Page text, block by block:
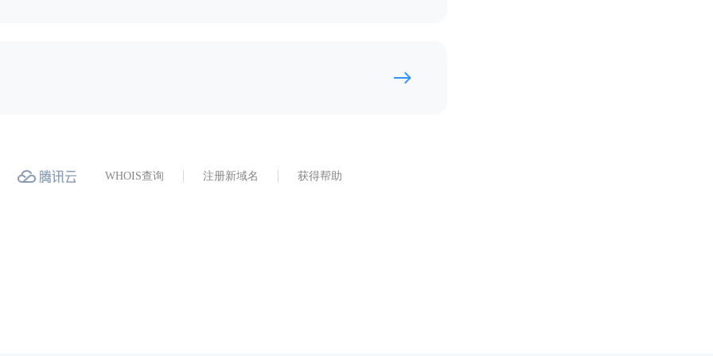
WHOIS查询 注册新域名 获得帮助